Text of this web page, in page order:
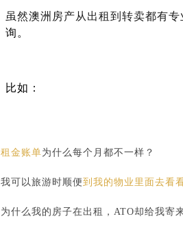
虽然澳洲房产从出租到转卖都有
询。
比如：
租金账单为什么每个月都不一样？
我可以旅游时顺便到我的物业里面去看
为什么我的房子在出租，ATO却给我寄